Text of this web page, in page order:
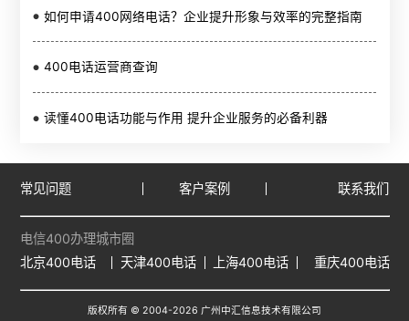
如何申请400网络电话？企业提升形象与效率的完整指南
400电话运营商查询
读懂400电话功能与作用 提升企业服务的必备利器
常见问题 客户案例 联系我们
电信400办理城市圈
北京400电话
天津400电话 上海400电话 重庆400电话
版权所有 © 2004-2026 广州中汇信息技术有限公司